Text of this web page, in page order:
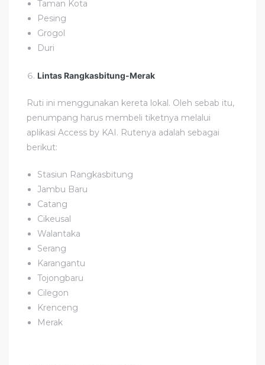
Taman Kota
Pesing
Grogol
Duri
Lintas Rangkasbitung-Merak
Ruti ini menggunakan kereta lokal. Oleh sebab itu,
penumpang harus membeli tiketnya melalui
aplikasi Access by KAI. Rutenya adalah sebagai
berikut:
Stasiun Rangkasbitung
Jambu Baru
Catang
Cikeusal
Walantaka
Serang
Karangantu
Tojongbaru
Cilegon
Krenceng
Merak